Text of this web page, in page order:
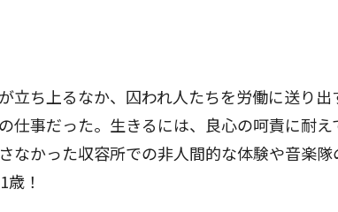
立ち上るなか、囚われ人たちを労働に送り
仕事だった。生きるには、良心の呵責に耐
なかった収容所での非人間的な体験や音楽
！